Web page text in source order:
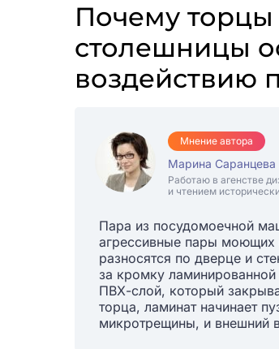
Почему
столешницы
воздействию
Мнение автора
Марина Саранцева
Работаю в агенстве
и чтением
Пара из посудомоечной
агрессивные пары
разносятся по дверце и
за кромку
ПВХ-слой, который
торца, ламинат начинает
микротрещины, и внешний